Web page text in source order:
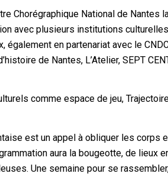
Chorégraphique National de Nantes
avec plusieurs institutions
également en partenariat avec le
de Nantes, L’Atelier, SEPT
comme espace de jeu,
est un appel à obliquer les corps
aura la bougeotte, de lieux
Une semaine pour se